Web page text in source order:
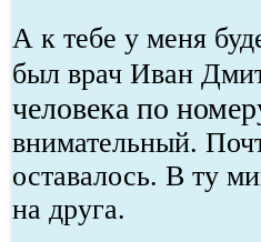
А к тебе у меня
был врач Иван
человека по
внимательный.
оставалось. В ту
на друга.